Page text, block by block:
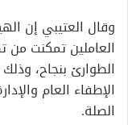
وقال العتيبي إن
العاملين تمكنت من
الطوارئ بنجاح،
الإطفاء العام
الصلة.